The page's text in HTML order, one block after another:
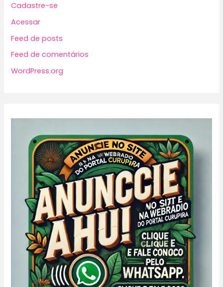
Cadastre-se
Acessar
Feed de posts
Feed de comentários
WordPress.org